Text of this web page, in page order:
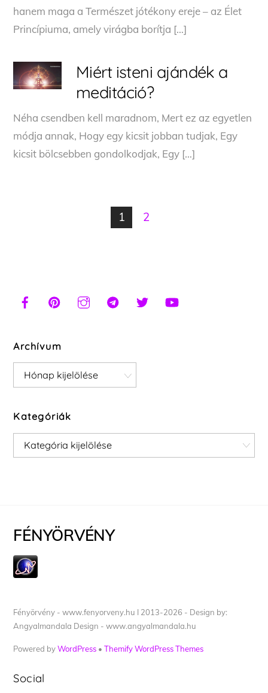
hanem maga a Természet jótékony ereje – az Élet
Princípiuma, amely virágba borítja […]
Miért isteni ajándék a
meditáció?
Néha csendben kell maradnom, Mert ez az egyetlen
módja annak, Hogy egy kicsit jobban tudjak, Egy
kicsit bölcsebben gondolkodjak, Egy […]
1 2
Archívum
Archívum
Kategóriák
Kategóriák
FÉNYÖRVÉNY
Fényörvény - www.fenyorveny.hu I 2013-2026 - Design by:
Angyalmandala Design - www.angyalmandala.hu
Powered byWordPress •Themify WordPress Themes
Social